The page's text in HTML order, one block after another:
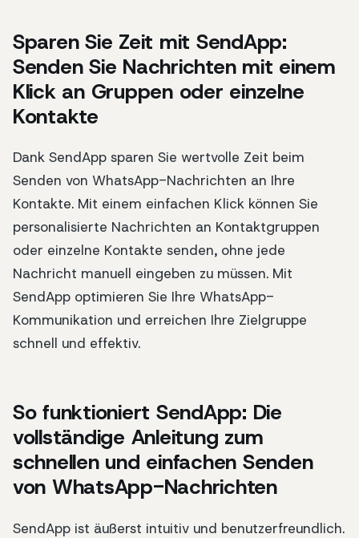
Sparen Sie Zeit mit SendApp:
Senden Sie Nachrichten mit einem
Klick an Gruppen oder einzelne
Kontakte
Dank SendApp sparen Sie wertvolle Zeit beim
Senden von WhatsApp-Nachrichten an Ihre
Kontakte. Mit einem einfachen Klick können Sie
personalisierte Nachrichten an Kontaktgruppen
oder einzelne Kontakte senden, ohne jede
Nachricht manuell eingeben zu müssen. Mit
SendApp optimieren Sie Ihre WhatsApp-
Kommunikation und erreichen Ihre Zielgruppe
schnell und effektiv.
So funktioniert SendApp: Die
vollständige Anleitung zum
schnellen und einfachen Senden
von WhatsApp-Nachrichten
SendApp ist äußerst intuitiv und benutzerfreundlich.